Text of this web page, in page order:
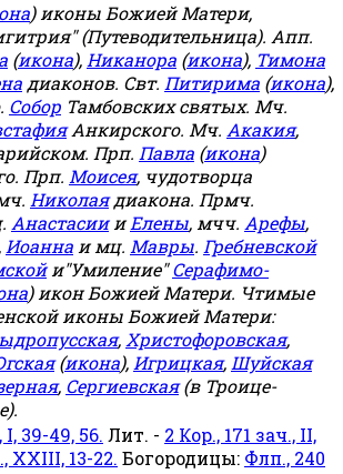
) иконы Божией Матери,
(Путеводительница). Апп.
(икона), Никанора (икона), Тимона
диаконов. Свт. Питирима (икона),
Собор Тамбовских святых. Мч.
Анкирского. Мч. Акакия,
Прп. Павла (икона)
Прп. Моисея, чудотворца
Николаядиакона. Прмч.
АнастасиииЕлены, мчч. Арефы,
, Иоанна и мц. Мавры. Гребневской
и"Умиление"Серафимо-
) икон Божией Матери. Чтимые
иконы Божией Матери:
, Христофоровская,
(икона), Игрицкая, Шуйская
, Сергиевская(в Троице-
I, 39-49, 56. Лит. - 2 Кор., 171 зач., II,
XXIII, 13-22. Богородицы: Флп., 240